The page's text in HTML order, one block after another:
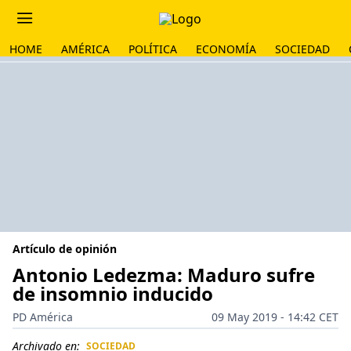
HOME AMÉRICA POLÍTICA ECONOMÍA SOCIEDAD
Artículo de opinión
Antonio Ledezma: Maduro sufre
de insomnio inducido
PD América
09 May 2019 - 14:42 CET
Archivado en: SOCIEDAD